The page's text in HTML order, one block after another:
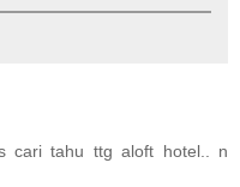
cari tahu ttg aloft hotel.. n